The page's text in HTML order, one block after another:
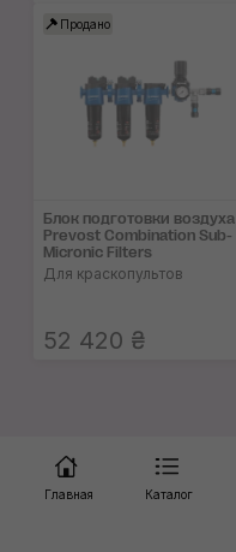
Продано
Блок подготовки воздуха
Prevost Combination Sub-
Micronic Filters
Для краскопультов
52 420 ₴
Главная Каталог